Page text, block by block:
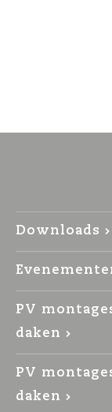
Downloads
PV
daken
PV
daken